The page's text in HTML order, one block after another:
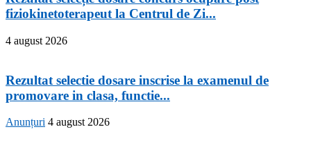
fiziokinetoterapeut la Centrul de Zi...
4 august 2026
Rezultat selectie dosare inscrise la examenul de
promovare in clasa, functie...
Anunțuri 4 august 2026